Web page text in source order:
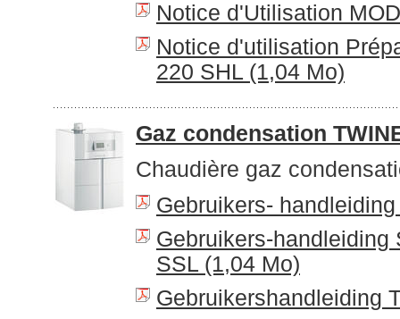
Notice d'Utilisation
Notice d'utilisation
220 SHL (1,04 Mo)
Gaz condensation
Chaudière gaz
Gebruikers-
Gebruikers-handleiding
SSL (1,04 Mo)
Gebruikershandleiding